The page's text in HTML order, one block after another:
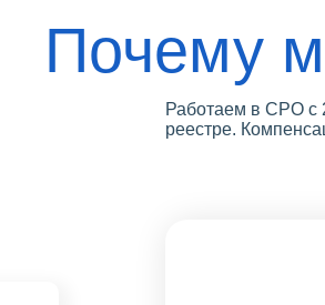
Почему
Работаем в СРО с
реестре.